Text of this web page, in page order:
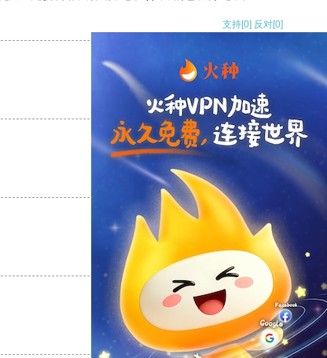
支持[0] 反对[0]
支持[0] 反对
支持
反对 [0]
支持[0] 反对[0]